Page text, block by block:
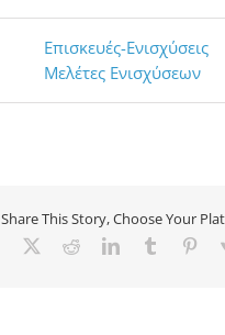
Επισκευές-Ενισχύσεις
Μελέτες Ενισχύσεων
Share This Story, Choose Your
Facebook RedditLinkedInTumblr